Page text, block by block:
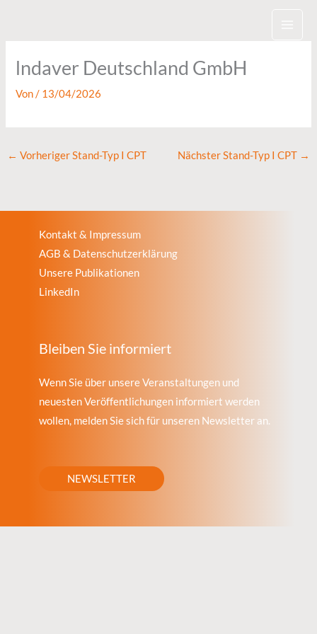
lndaver Deutschland GmbH
Von/ 13/04/2026
← Vorheriger Stand-Typ I CPT Nächster Stand-Typ I CPT →
Kontakt & Impressum
AGB & Datenschutzerklärung
Unsere Publikationen
LinkedIn
Bleiben Sie informiert
Wenn Sie über unsere Veranstaltungen und
neuesten Veröffentlichungen informiert werden
wollen, melden Sie sich für unseren Newsletter an.
NEWSLETTER